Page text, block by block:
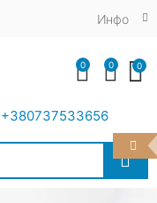
Инфо
+380737533656
0 0 0